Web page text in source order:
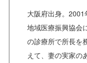
大阪府出身。2001
地域医療振興協会
の診療所で所長を
えて、妻の実家の